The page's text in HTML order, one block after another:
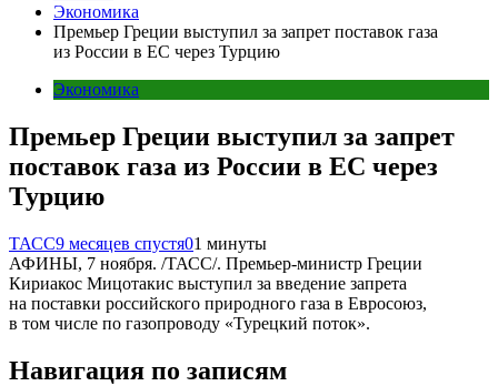
Экономика
Премьер Греции выступил за запрет поставок газа
из России в ЕС через Турцию
Экономика
Премьер Греции выступил за запрет
поставок газа из России в ЕС через
Турцию
ТАСС9 месяцев спустя01 минуты
АФИНЫ, 7 ноября. /ТАСС/. Премьер-министр Греции
Кириакос Мицотакис выступил за введение запрета
на поставки российского природного газа в Евросоюз,
в том числе по газопроводу «Турецкий поток».
Навигация по записям